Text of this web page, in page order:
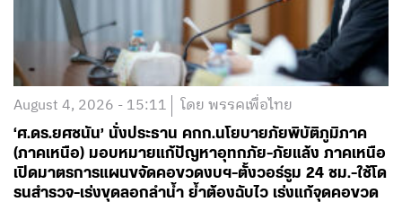
August 4, 2026 - 15:11 โดย พรรคเพื่อไทย
‘ศ.ดร.ยศชนัน’ นั่งประธาน คกก.นโยบายภัยพิบัติภูมิภาค
(ภาคเหนือ) มอบหมายแก้ปัญหาอุทกภัย-ภัยแล้ง ภาคเหนือ
เปิดมาตรการแผนขจัดคอขวดงบฯ-ตั้งวอร์รูม 24 ชม.-ใช้โด
รนสำรวจ-เร่งขุดลอกลำน้ำ ย้ำต้องฉับไว เร่งแก้จุดคอขวด